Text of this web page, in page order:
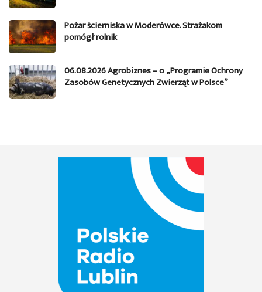
Pożar ścierniska w Moderówce. Strażakom
pomógł rolnik
06.08.2026 Agrobiznes – o „Programie Ochrony
Zasobów Genetycznych Zwierząt w Polsce”